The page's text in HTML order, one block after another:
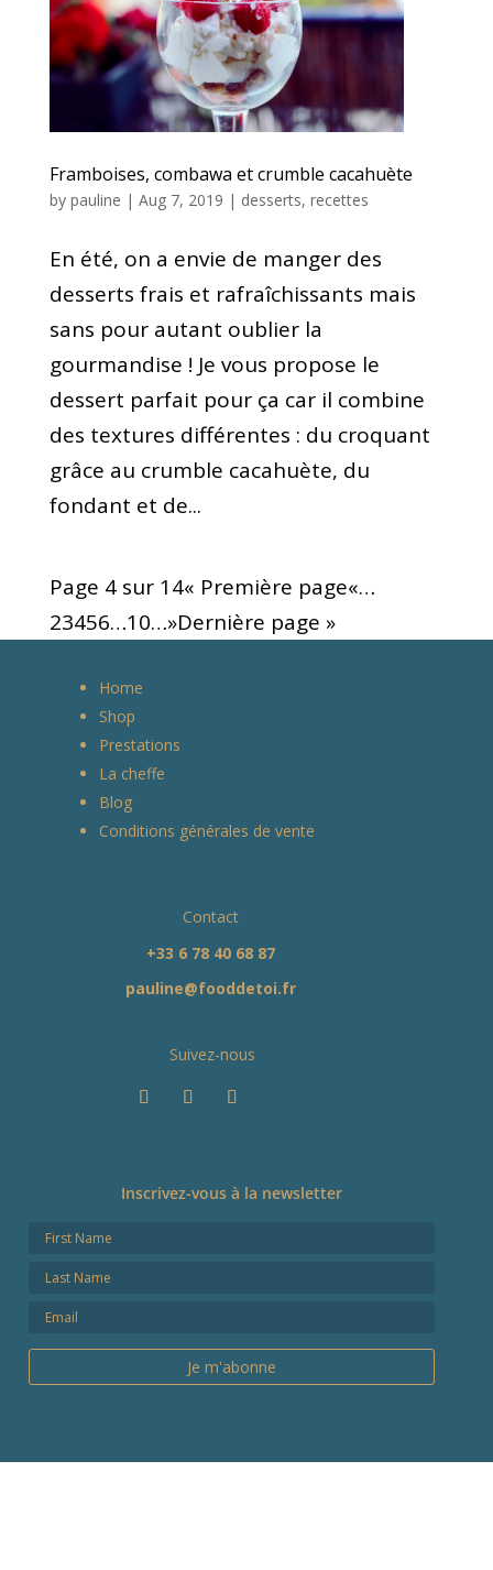
Framboises, combawa et crumble cacahuète
by pauline | Aug 7, 2019 | desserts, recettes
En été, on a envie de manger des
desserts frais et rafraîchissants mais
sans pour autant oublier la
gourmandise ! Je vous propose le
dessert parfait pour ça car il combine
des textures différentes : du croquant
grâce au crumble cacahuète, du
fondant et de...
Page 4 sur 14« Première page«…
23456…10…»Dernière page »
Home
Shop
Prestations
La cheffe
Blog
Conditions générales de vente
Contact
+33 6 78 40 68 87
pauline@fooddetoi.fr
Suivez-nous
Inscrivez-vous à la newsletter
Je m'abonne